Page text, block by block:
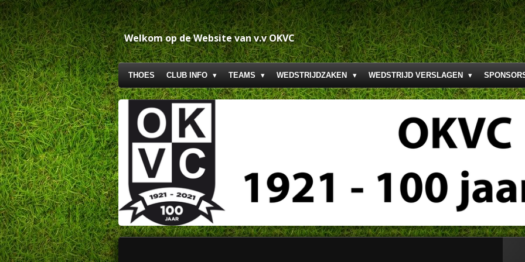
Ga
direct
naar
de
hoofdinhoud
Welkom op de Website van v.v OKVC
THOES CLUB INFO TEAMS WEDSTRIJDZAKEN WEDSTRIJD VERSLAGEN